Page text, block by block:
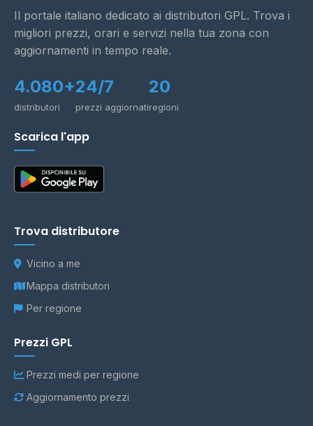
Il portale italiano dedicato ai distributori GPL. Trova i
migliori prezzi, orari e servizi nella tua zona con
aggiornamenti in tempo reale.
4.080+
distributori
24/7
prezzi aggiornati
20
regioni
Scarica l'app
Trova distributore
Vicino a me
Mappa distributori
Per regione
Prezzi GPL
Prezzi medi per regione
Aggiornamento prezzi